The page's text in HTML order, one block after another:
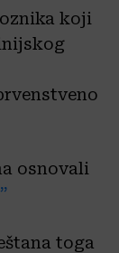
koji
osnovali
toga